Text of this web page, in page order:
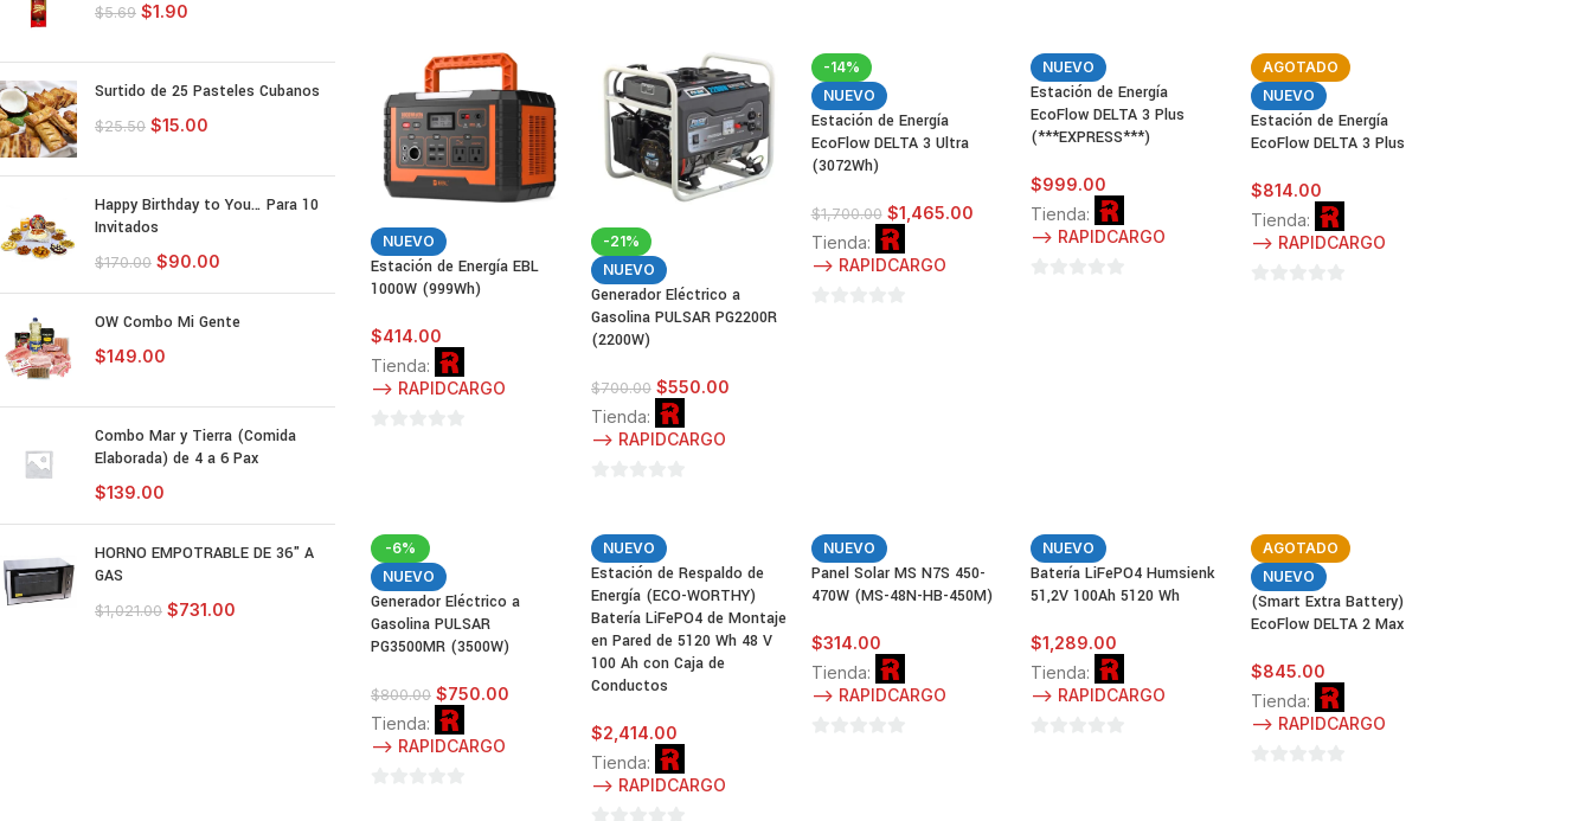
$5.69 $1.90
Surtido de 25 Pasteles Cubanos
$25.50 $15.00
Happy Birthday to You… Para 10
Invitados
$170.00 $90.00
OW Combo Mi Gente
$149.00
Combo Mar y Tierra (Comida
Elaborada) de 4 a 6 Pax
$139.00
HORNO EMPOTRABLE DE 36" A
GAS
$1,021.00 $731.00
5
5
NUEVO
Estación de Energía EBL
1000W (999Wh)
$414.00
Tienda:
--> RAPIDCARGO
-21%
NUEVO
Generador Eléctrico a
Gasolina PULSAR PG2200R
(2200W)
$700.00 $550.00
Tienda:
--> RAPIDCARGO
5
-14%
NUEVO
Estación de Energía
EcoFlow DELTA 3 Ultra
(3072Wh)
$1,700.00 $1,465.00
Tienda:
--> RAPIDCARGO
NUEVO
Estación de Energía
EcoFlow DELTA 3 Plus
(***EXPRESS***)
$999.00
Tienda:
--> RAPIDCARGO
AGOTADO
NUEVO
Estación de Energía
EcoFlow DELTA 3 Plus
$814.00
Tienda:
--> RAPIDCARGO
-6%
NUEVO
Generador Eléctrico a
Gasolina PULSAR
PG3500MR (3500W)
$800.00 $750.00
Tienda:
--> RAPIDCARGO
NUEVO
Estación de Respaldo de
Energía (ECO-WORTHY)
Batería LiFePO4 de Montaje
en Pared de 5120 Wh 48 V
100 Ah con Caja de
Conductos
$2,414.00
Tienda:
--> RAPIDCARGO
NUEVO
Panel Solar MS N7S 450-
470W (MS-48N-HB-450M)
$314.00
Tienda:
--> RAPIDCARGO
NUEVO
Batería LiFePO4 Humsienk
51,2V 100Ah 5120 Wh
$1,289.00
Tienda:
--> RAPIDCARGO
AGOTADO
NUEVO
(Smart Extra Battery)
EcoFlow DELTA 2 Max
$845.00
Tienda:
--> RAPIDCARGO